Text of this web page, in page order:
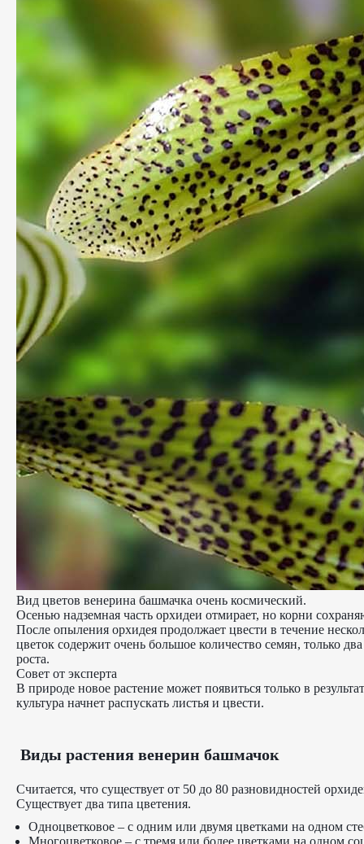
Вид цветов венерина башмачка очень космический.
Осенью надземная часть орхидеи отмирает, но корни
После опыления орхидея продолжает цвести в течение
цветок содержит очень большое количество семян, только
роста.
Совет от эксперта
В природе новое растение может появиться только в
культура начнет распускать листья и цвести.
Виды растения венерин башмачок
Считается, что существует от 50 до 80 разновидностей
Существует два типа цветения.
Одноцветковое – с одним или двумя цветками на одном
Многоцветковое – с тремя или более цветками на одном